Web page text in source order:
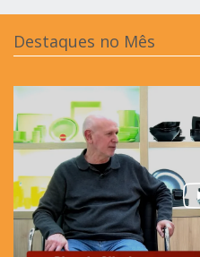
Destaques no Mês